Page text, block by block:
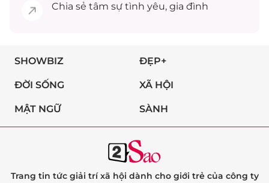
Chia sẻ tâm sự tình yêu, gia đình
SHOWBIZ ĐẸP+
ĐỜI SỐNG XÃ HỘI
MẬT NGỮ SÀNH
Trang tin tức giải trí xã hội dành cho giới trẻ của công ty